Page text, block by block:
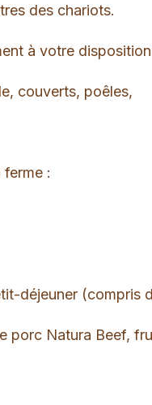
des chariots.
à votre
couverts, poêles,
:
déjeuner (compris
porc Natura Beef,